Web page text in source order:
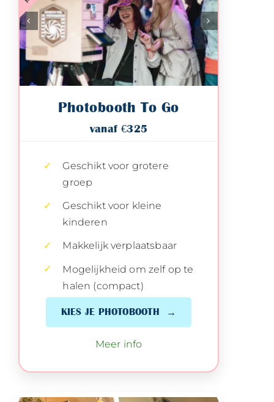
Photobooth To Go
vanaf €325
Geschikt voor grotere
groep
Geschikt voor kleine
kinderen
Makkelijk verplaatsbaar
Mogelijkheid om zelf op te
halen (compact)
KIES JE PHOTOBOOTH
Meer info